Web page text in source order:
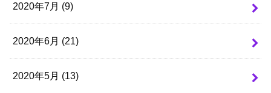
2020年7月 (9)
2020年6月 (21)
2020年5月 (13)